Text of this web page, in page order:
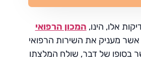
אלו, הינו, המכון הרפואי
אשר מעניק את השירות הרפואי
בסופו של דבר, שולח המלצתו